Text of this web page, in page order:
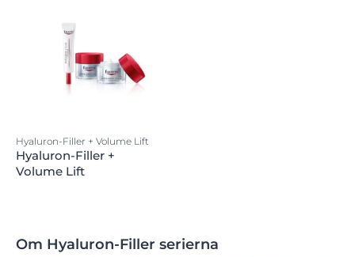
Hyaluron-Filler + Volume Lift
Hyaluron-Filler +
Volume Lift
Om Hyaluron-Filler serierna